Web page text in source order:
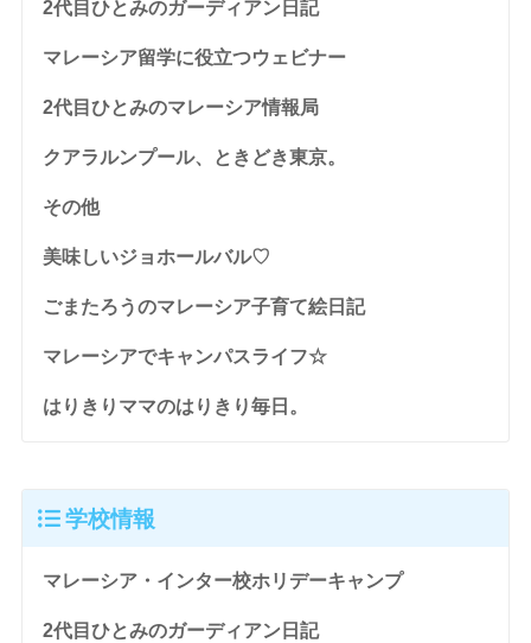
2代目ひとみのガーディアン日記
マレーシア留学に役立つウェビナー
2代目ひとみのマレーシア情報局
クアラルンプール、ときどき東京。
その他
美味しいジョホールバル♡
ごまたろうのマレーシア子育て絵日記
マレーシアでキャンパスライフ☆
はりきりママのはりきり毎日。
学校情報
マレーシア・インター校ホリデーキャンプ
2代目ひとみのガーディアン日記